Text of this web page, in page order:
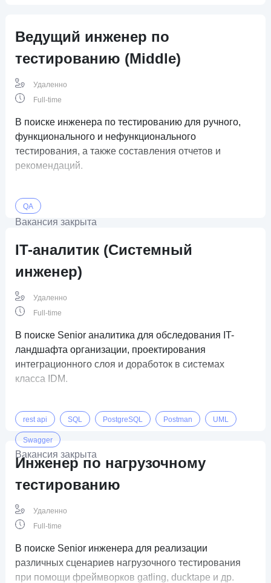
Ведущий инженер по
тестированию (Middle)
Удаленно
Full-time
В поиске инженера по тестированию для ручного,
функционального и нефункционального
тестирования, а также составления отчетов и
рекомендаций.
QA
Вакансия закрыта
IT-аналитик (Системный
инженер)
Удаленно
Full-time
В поиске Senior аналитика для обследования IT-
ландшафта организации, проектирования
интеграционного слоя и доработок в системах
класса IDM.
rest api SQL PostgreSQL Postman UML
Swagger
Вакансия закрыта
Инженер по нагрузочному
тестированию
Удаленно
Full-time
В поиске Senior инженера для реализации
различных сценариев нагрузочного тестирования
при помощи фреймворков gatling, ducktape и др.